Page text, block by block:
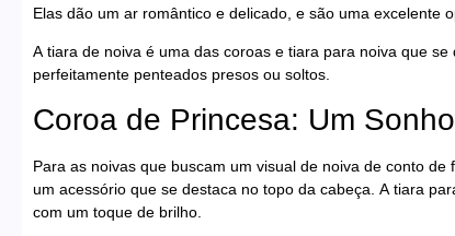
Elas dão um ar romântico e delicado, e são uma excelente
A tiara de noiva é uma das coroas e tiara para noiva que
perfeitamente penteados presos ou soltos.
Coroa de Princesa: Um
Para as noivas que buscam um visual de noiva de conto
um acessório que se destaca no topo da cabeça. A tiara
com um toque de brilho.